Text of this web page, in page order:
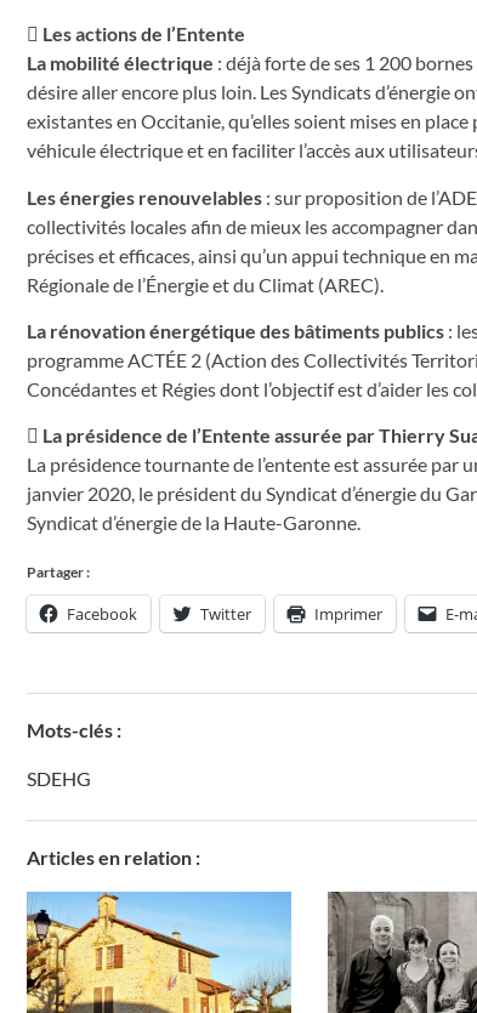
 Les actions de l’Entente
La mobilité électrique : déjà forte de ses 1 200
désire aller encore plus loin. Les Syndicats d’énergie
existantes en Occitanie, qu’elles soient mises en
véhicule électrique et en faciliter l’accès aux
Les énergies renouvelables : sur proposition de
collectivités locales afin de mieux les accompagner
précises et efficaces, ainsi qu’un appui technique en
Régionale de l’Énergie et du Climat (AREC).
La rénovation énergétique des bâtiments publics :
programme ACTÉE 2 (Action des Collectivités
Concédantes et Régies dont l’objectif est d’aider les
 La présidence de l’Entente assurée par Thierry
La présidence tournante de l’entente est assurée par
janvier 2020, le président du Syndicat d’énergie du
Syndicat d’énergie de la Haute-Garonne.
Partager :
Facebook Twitter Imprimer E-
Mots-clés :
SDEHG
Articles en relation :